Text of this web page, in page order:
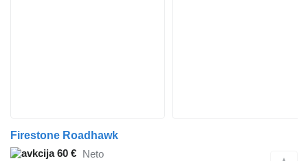
Firestone Roadhawk
60 € Neto